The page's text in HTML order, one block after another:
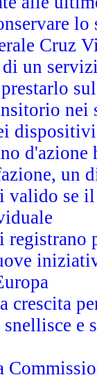
Cruz
un
un
valido se
crescita